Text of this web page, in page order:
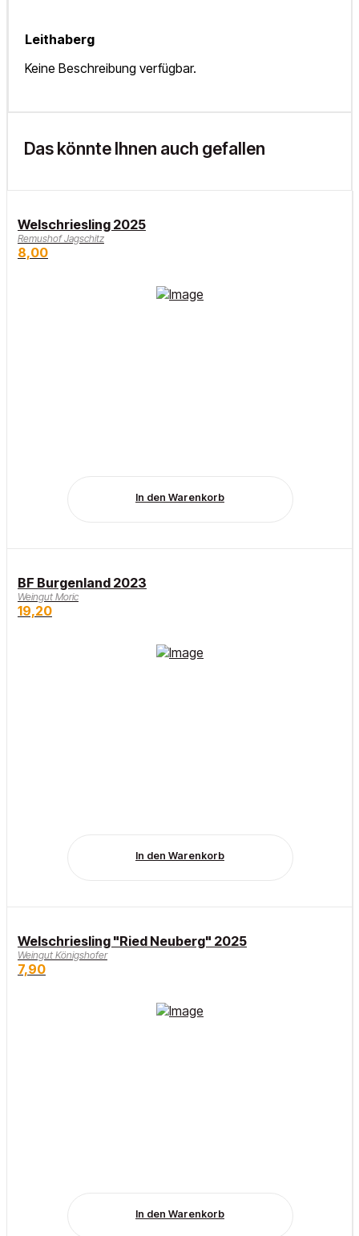
Leithaberg
Keine Beschreibung verfügbar.
Das könnte Ihnen auch gefallen
Welschriesling 2025
Remushof Jagschitz
8,00
In den Warenkorb
BF Burgenland 2023
Weingut Moric
19,20
In den Warenkorb
Welschriesling "Ried Neuberg" 2025
Weingut Königshofer
7,90
In den Warenkorb